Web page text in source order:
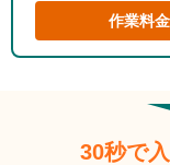
作業料金
30秒で